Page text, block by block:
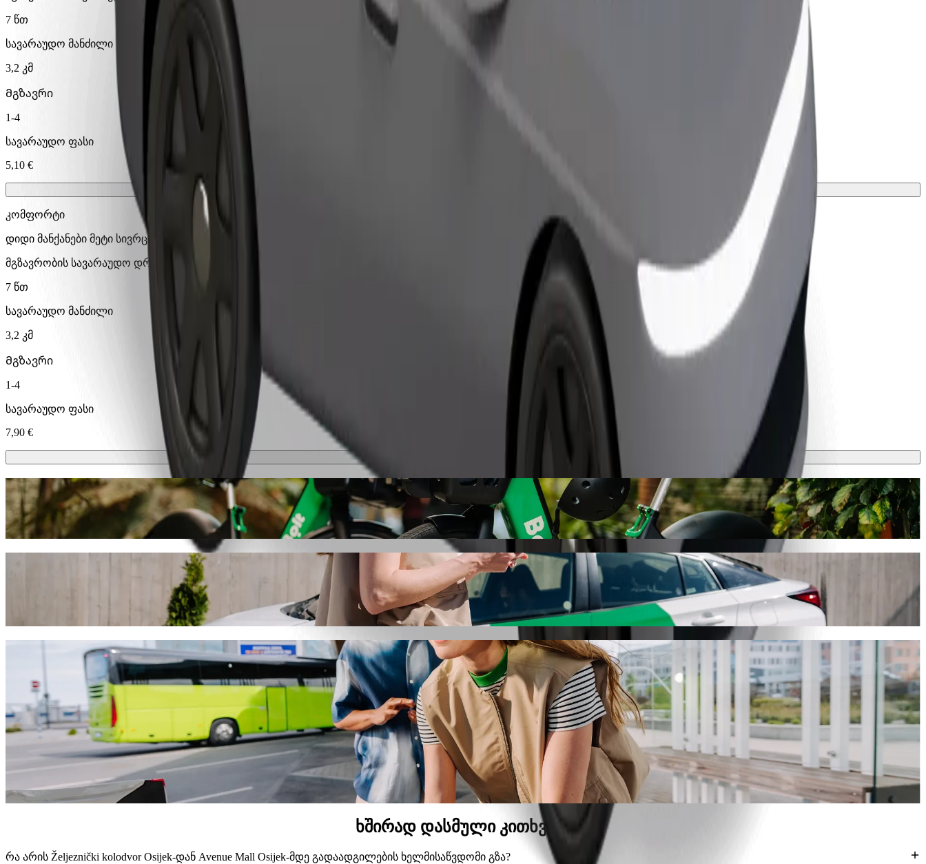
7 წთ
სავარაუდო მანძილი
3,2 კმ
Მგზავრი
1-4
სავარაუდო ფასი
5,10 €
კომფორტი
დიდი მანქანები მეტი სივრცით
მგზავრობის სავარაუდო დრო
7 წთ
სავარაუდო მანძილი
3,2 კმ
Მგზავრი
1-4
სავარაუდო ფასი
7,90 €
სკუტერები ან ელექტრო-ველოსიპედები
გადაადგილდი ოსიეკი-ში სკუტერით ან ელექტრო-ველოსიპედით
გადმოწერე Bolt
გადაადგილდი Željeznički kolodvor Osijek-დან Avenue Mall Osijek-მდე Bolt-ით
ჩვენ რეკომენდაციას ვუწევთ Bolt-ის სერვისების გამოყენებას, თუ ეძებ Avenue Mall Osijek-მდე გადაადგილების საუკეთესო გზას. Bolt-თან ერთად ეს მგზავრობა დაახლოებით 7 წთ
გაგრძელდება და დაახლოებით 5,10 € EUR დაჯდება. ნებისმიერ დროს, ჩვენ შენთვის შესაფერის ავტომობილს მოვძებნით.
Bolt სერვისები Željeznički kolodvor Osijek-დან Avenue Mall Osijek-მდე მისასვლელად
ბევრი ბარგი გაქვს? შეუკვეთე XL კატეგორია 6 ადამიანამდე.
გჭირდებათ გამორჩეული მგზავრობა? სცადეთ Bolt-ის პრემიუმ კატეგორია.
ბავშვებთან ერთად მგზავრობ? შეუკვეთე ავტომობილი საბავშვო სავარძლით.
შინაური ცხოველი გყავს თან? სცადე ჩვენი მგზავრობები, სადაც შინაური ცხოველების თან წაყვანა შეიძლება.
Assist კატეგორია ადაპტირებულია ეტლისთვის (WAV).
ისიამოვნე კომფორტული ავტომობილებით ხელმისაწვდომ ფასად Bolt Basic-თან ერთად.
გადმოწერე Bolt
ხშირად დასმული კითხვები
რა არის Željeznički kolodvor Osijek-დან Avenue Mall Osijek-მდე გადაადგილების ხელმისაწვდომი გზა?